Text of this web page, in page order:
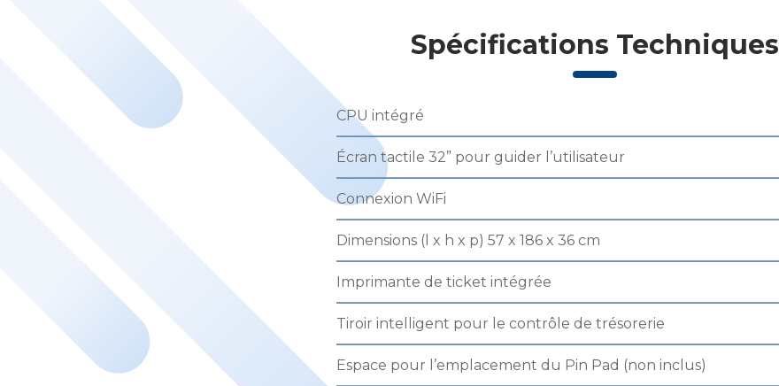
Spécifications Techniques
CPU intégré
Écran tactile 32” pour guider l’utilisateur
Connexion WiFi
Dimensions (l x h x p) 57 x 186 x 36 cm
Imprimante de ticket intégrée
Tiroir intelligent pour le contrôle de trésorerie
Espace pour l’emplacement du Pin Pad (non inclus)